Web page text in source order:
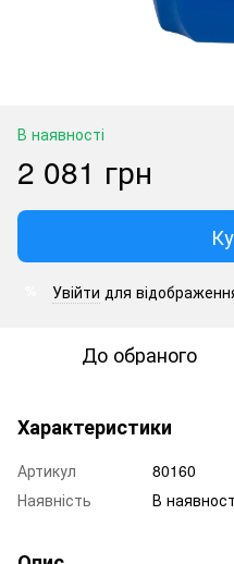
В наявності
2 081 грн
Увійти для
До обраного
Характеристики
Артикул
80160
Наявність
В